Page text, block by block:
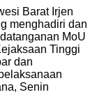
Barat Irjen
menghadiri dan
MoU
Tinggi
dan
Senin